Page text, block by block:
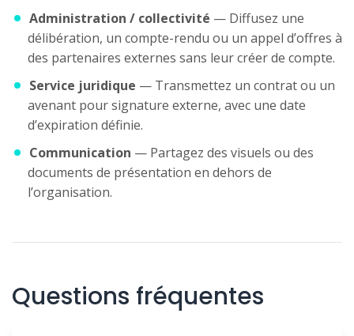
Administration / collectivité — Diffusez une
délibération, un compte-rendu ou un appel d’offres à
des partenaires externes sans leur créer de compte.
Service juridique — Transmettez un contrat ou un
avenant pour signature externe, avec une date
d’expiration définie.
Communication — Partagez des visuels ou des
documents de présentation en dehors de
l’organisation.
Questions fréquentes